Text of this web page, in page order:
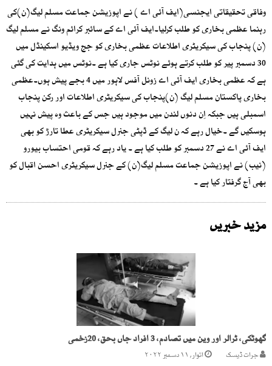
وفاقی تحقیقاتی ایجنسی(ایف آئی اے ) نے اپوزیشن جماعت مسلم لیگ(ن)کی
رہنما عظمی بخاری کو طلب کرلیا۔ایف آئی اے کے سائبر کرائم ونگ نے مسلم لیگ
(ن) پنجاب کی سیکریٹری اطلاعات عظمی بخاری کو جج ویڈیو اسکینڈل میں
30 دسمبر پیر کو طلب کرتے ہوئے نوٹس جاری کیا ہے ۔نوٹس میں ہدایت کی گئی
ہے کہ عظمی بخاری ایف آئی اے زونل آفس لاہور میں 4 بجے پیش ہوں۔عظمی
بخاری پاکستان مسلم لیگ (ن)پنجاب کی سیکریٹری اطلاعات اور رکن پنجاب
اسمبلی ہیں جبکہ اِن دنوں لندن میں موجود ہیں جس کے باعث وہ پیش نہیں
ہوسکیں گے ۔خیال رہے کہ ن لیگ کے ڈپٹی جنرل سیکریٹری عطا تارڑ کو بھی
ایف آئی اے نے 27 دسمبر کو طلب کیا ہے ۔ یاد رہے کہ قومی احتساب بیورو
(نیب) نے اپوزیشن جماعت مسلم لیگ(ن) کے جنرل سیکریٹری احسن اقبال کو
بھی آج گرفتار کیا ہے ۔
مزید خبریں
گھوٹکی، ٹرالر اور وین میں تصادم، 3 افراد جاں بحق، 20زخمی
جرات ڈیسک اتوار, ۱۱ دسمبر ۲۰۲۲